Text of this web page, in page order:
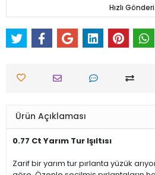
Hızlı Gönderi
Ürün Açıklaması
0.77 Ct Yarım Tur Işıltısı
Zarif bir yarım tur pırlanta yüzük